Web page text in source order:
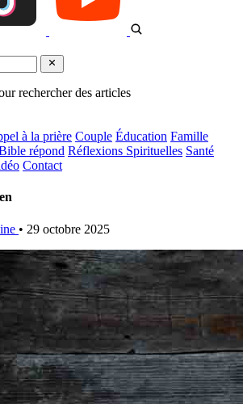
rechercher des articles
à la prière Couple Éducation Famille
répond Réflexions Spirituelles Santé
Contact
• 29 octobre 2025